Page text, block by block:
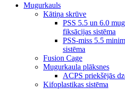
Mugurkauls
Kātiņa skrūve
PSS 5.5 un 6.0
fiksācijas sistēma
PSS-miss 5.5
sistēma
Fusion Cage
Mugurkaula plāksnes
ACPS priekšējās
Kifoplastikas sistēma